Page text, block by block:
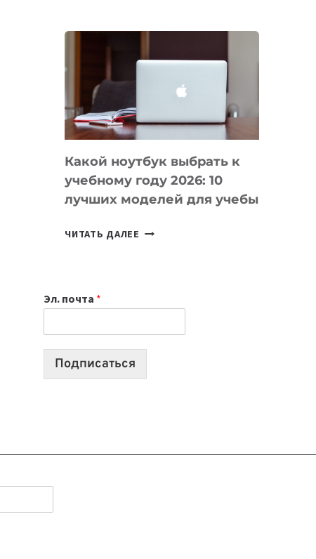
КОТОРЫЕ
СОЗДАВАТЬ
БЕЗ
КОДА
Какой ноутбук выбрать к
учебному году 2026: 10
лучших моделей для учебы
ЧИТАТЬ ДАЛЕЕ КАКОЙ
2026:
10
Эл. почта *
Подписаться